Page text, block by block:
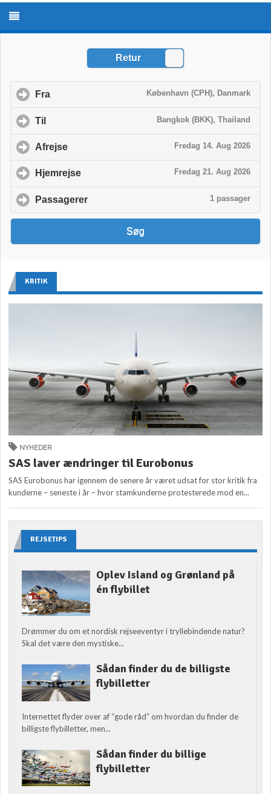
KRITIK
NYHEDER
SAS laver ændringer til Eurobonus
SAS Eurobonus har igennem de senere år været udsat for stor kritik fra
kunderne – seneste i år – hvor stamkunderne protesterede mod en...
REJSETIPS
Oplev Island og Grønland på
én flybillet
Drømmer du om et nordisk rejseeventyr i tryllebindende natur?
Skal det være den mystiske...
Sådan finder du de billigste
flybilletter
Internettet flyder over af “gode råd” om hvordan du finder de
billigste flybilletter, men...
Sådan finder du billige
flybilletter